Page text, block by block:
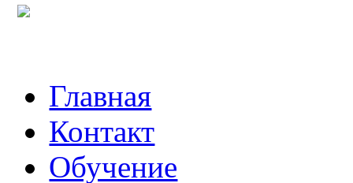
Главная
Контакт
Обучение